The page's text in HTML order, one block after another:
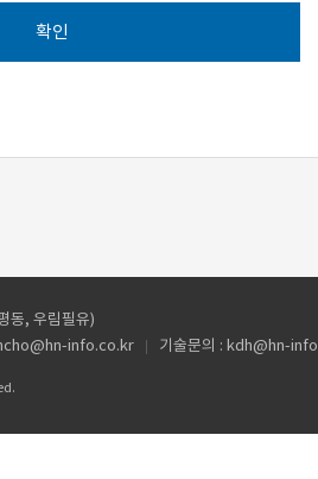
확인
동, 우림필유)
info.co.kr 기술문의 : kdh@hn-